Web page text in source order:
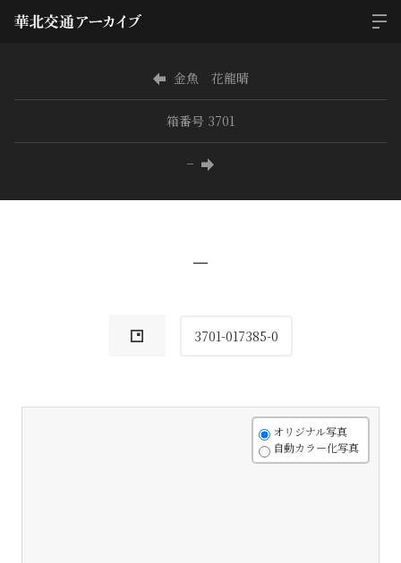
金魚 花龍晴
箱番号 3701
−
−
3701-017385-0
オリジナル写真
自動カラー化写真